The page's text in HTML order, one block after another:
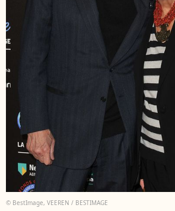
© BestImage, VEEREN / BESTIMAGE